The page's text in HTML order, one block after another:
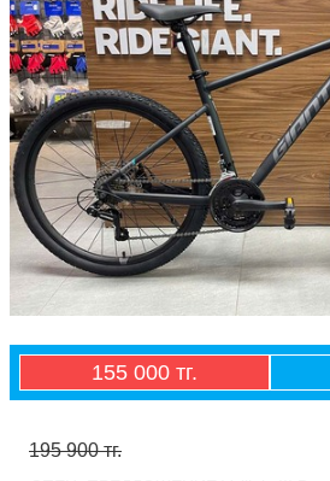
155 000 тг.
195 900 тг.